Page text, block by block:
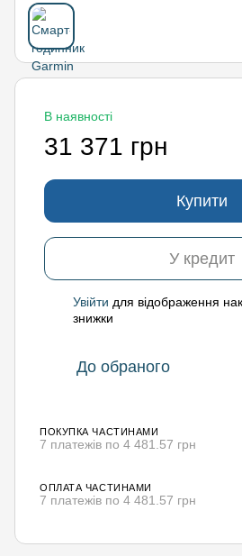
В наявності
31 371 грн
Купити
У кредит
Увійти для відображення
знижки
До обраного
ПОКУПКА ЧАСТИНАМИ
7 платежів по 4 481.57 грн
ОПЛАТА ЧАСТИНАМИ
7 платежів по 4 481.57 грн